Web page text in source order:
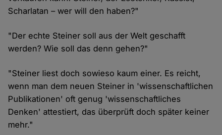
Scharlatan – wer will den haben?"
"Der echte Steiner soll aus der Welt geschafft
werden? Wie soll das denn gehen?"
"Steiner liest doch sowieso kaum einer. Es reicht,
wenn man dem neuen Steiner in 'wissenschaftlichen
Publikationen' oft genug 'wissenschaftliches
Denken' attestiert, das überprüft doch später keiner
mehr."